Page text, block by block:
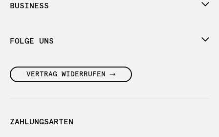
BUSINESS
FOLGE UNS
VERTRAG WIDERRUFEN
ZAHLUNGSARTEN